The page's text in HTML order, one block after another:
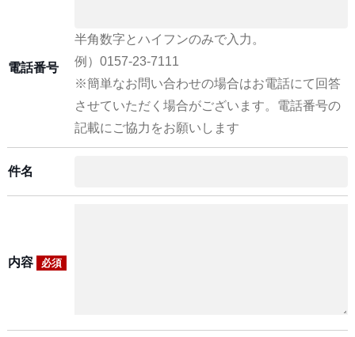
電話番号
半角数字とハイフンのみで入力。
例）0157-23-7111
※簡単なお問い合わせの場合はお電話にて回答
させていただく場合がございます。電話番号の
記載にご協力をお願いします
件名
内容 必須